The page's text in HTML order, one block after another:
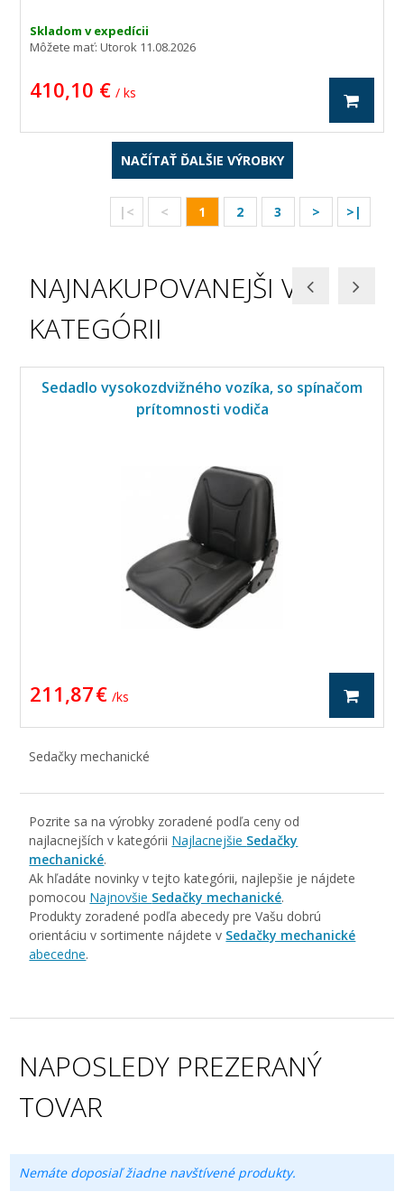
Skladom v expedícii
Môžete mať:Utorok 11.08.2026
410,10 € / ks
NAČÍTAŤ ĎALŠIE VÝROBKY
|< < 1 2 3 > >|
NAJNAKUPOVANEJŠI V
KATEGÓRII
Sedadlo vysokozdvižného vozíka, so spínačom
prítomnosti vodiča
211,87 € / ks
Sedačky mechanické
Pozrite sa na výrobky zoradené podľa ceny od
najlacnejších v kategórii Najlacnejšie Sedačky
mechanické.
Ak hľadáte novinky v tejto kategórii, najlepšie je nájdete
pomocou Najnovšie Sedačky mechanické.
Produkty zoradené podľa abecedy pre Vašu dobrú
orientáciu v sortimente nájdete v Sedačky mechanické
abecedne.
NAPOSLEDY PREZERANÝ
TOVAR
Nemáte doposiaľ žiadne navštívené produkty.